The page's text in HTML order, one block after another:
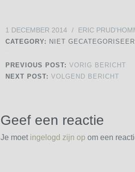
1 DECEMBER 2014 / ERIC
CATEGORY: NIET
PREVIOUS POST: VORIG BERICHT
NEXT POST: VOLGEND BERICHT
Geef een reactie
Je moet ingelogd zijn op om een